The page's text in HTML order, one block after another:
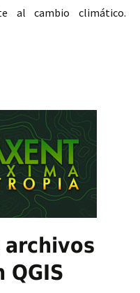
al cambio climático.
de especies frente al
archivos
QGIS